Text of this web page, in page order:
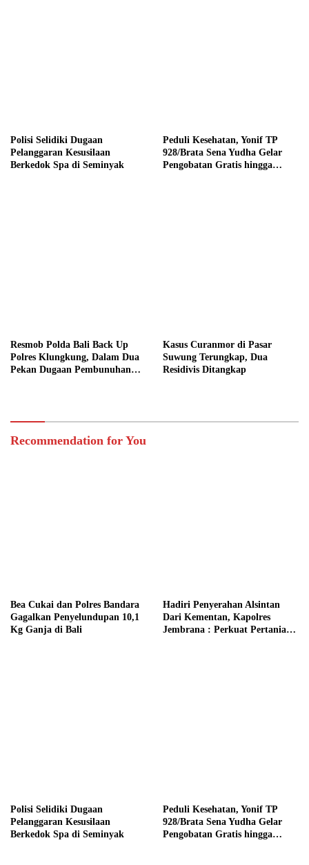
Polisi Selidiki Dugaan
Pelanggaran Kesusilaan
Berkedok Spa di Seminyak
Peduli Kesehatan, Yonif TP
928/Brata Sena Yudha Gelar
Pengobatan Gratis hingga
Resmob Polda Bali Back Up
Polres Klungkung, Dalam Dua
Pekan Dugaan Pembunuhan
Kasus Curanmor di Pasar
Suwung Terungkap, Dua
Residivis Ditangkap
Recommendation for You
Bea Cukai dan Polres Bandara
Gagalkan Penyelundupan 10,1
Kg Ganja di Bali
Hadiri Penyerahan Alsintan
Dari Kementan, Kapolres
Jembrana : Perkuat Pertanian
Polisi Selidiki Dugaan
Pelanggaran Kesusilaan
Berkedok Spa di Seminyak
Peduli Kesehatan, Yonif TP
928/Brata Sena Yudha Gelar
Pengobatan Gratis hingga